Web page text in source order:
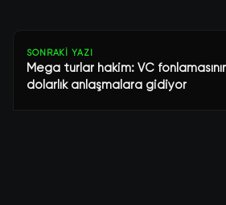
SONRAKI YAZI
Mega turlar hakim: VC
dolarlık anlaşmalara gidiyor